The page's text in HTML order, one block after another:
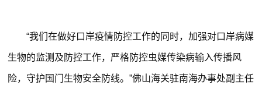
“我们在做好口岸疫情防控工作的同时，加强对口岸病媒
生物的监测及防控工作，严格防控虫媒传染病输入传播风
险，守护国门生物安全防线。”佛山海关驻南海办事处副主任